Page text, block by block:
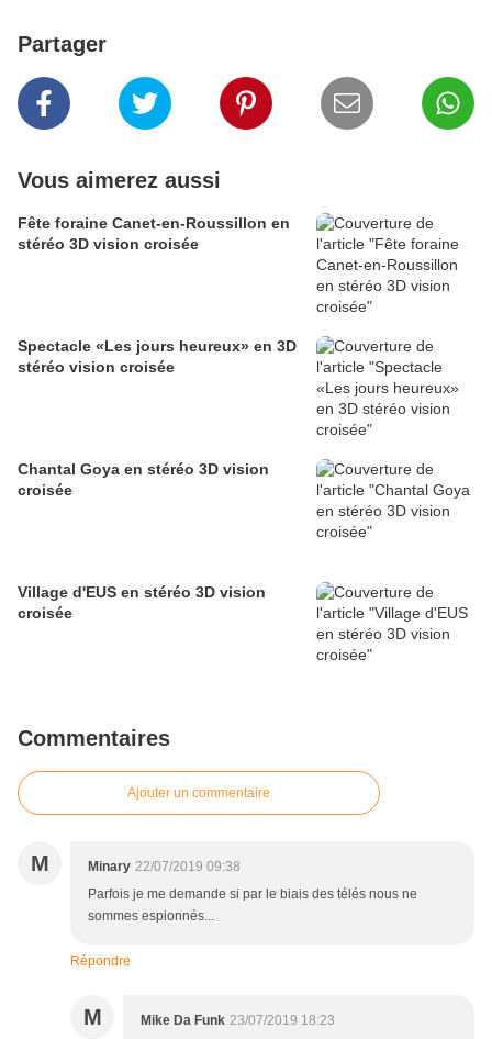
Partager
Vous aimerez aussi
Fête foraine Canet-en-Roussillon en
stéréo 3D vision croisée
Spectacle «Les jours heureux» en 3D
stéréo vision croisée
Chantal Goya en stéréo 3D vision
croisée
Village d'EUS en stéréo 3D vision
croisée
Commentaires
Ajouter un commentaire
M Minary 22/07/2019 09:38
Parfois je me demande si par le biais des télés nous ne
sommes espionnés...
Répondre
M Mike Da Funk 23/07/2019 18:23